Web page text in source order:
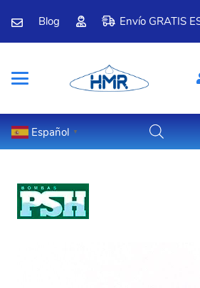
Blog Envío GRATIS
Español ▼